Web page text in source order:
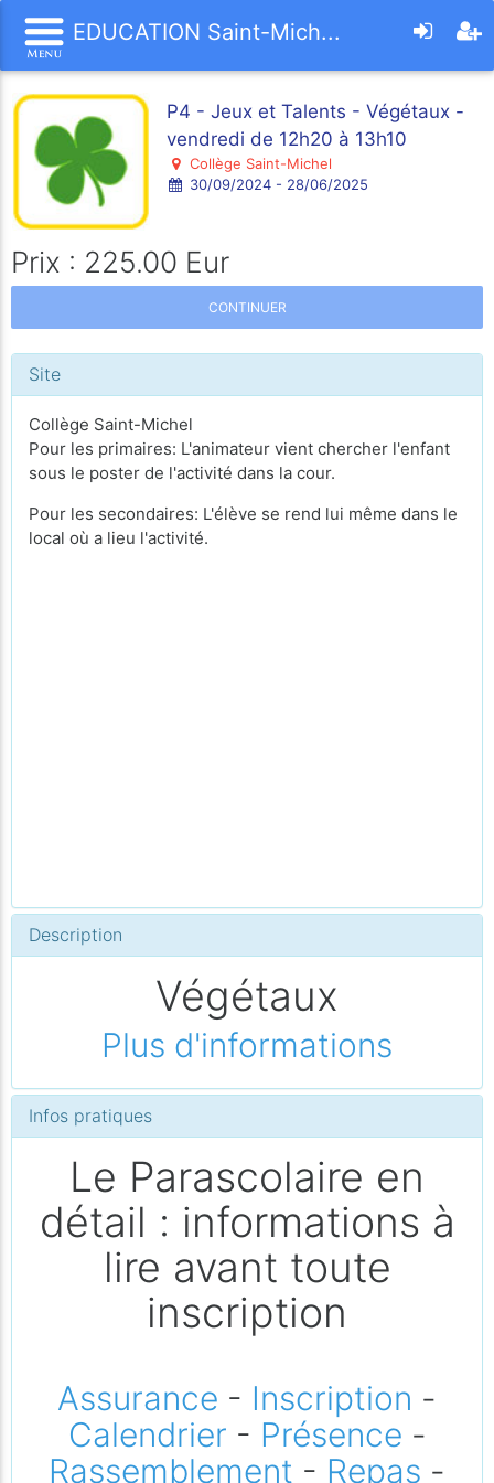
EDUCATION Saint-Mich...
P4 - Jeux et Talents - Végétaux -
vendredi de 12h20 à 13h10
Collège Saint-Michel
30/09/2024 - 28/06/2025
Prix : 225.00 Eur
CONTINUER
Site
Collège Saint-Michel
Pour les primaires: L'animateur vient chercher l'enfant
sous le poster de l'activité dans la cour.
Pour les secondaires: L'élève se rend lui même dans le
local où a lieu l'activité.
Description
Végétaux
Plus d'informations
Infos pratiques
Le Parascolaire en
détail : informations à
lire avant toute
inscription
Assurance - Inscription -
Calendrier - Présence -
Rassemblement - Repas -